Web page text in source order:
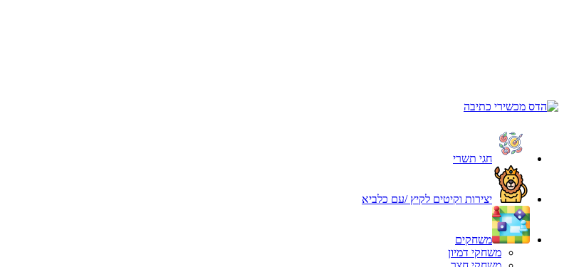
חגי תשרי
יצירות וקיטים לקיץ /עם כלביא
משחקים
משחקי דמיון